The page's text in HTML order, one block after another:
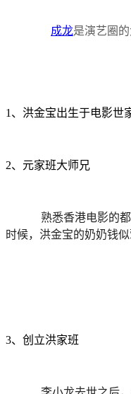
成龙是演艺圈
1、洪金宝出生于电影世
2、元家班大师兄
时候，洪金宝的奶奶钱
3、创立洪家班